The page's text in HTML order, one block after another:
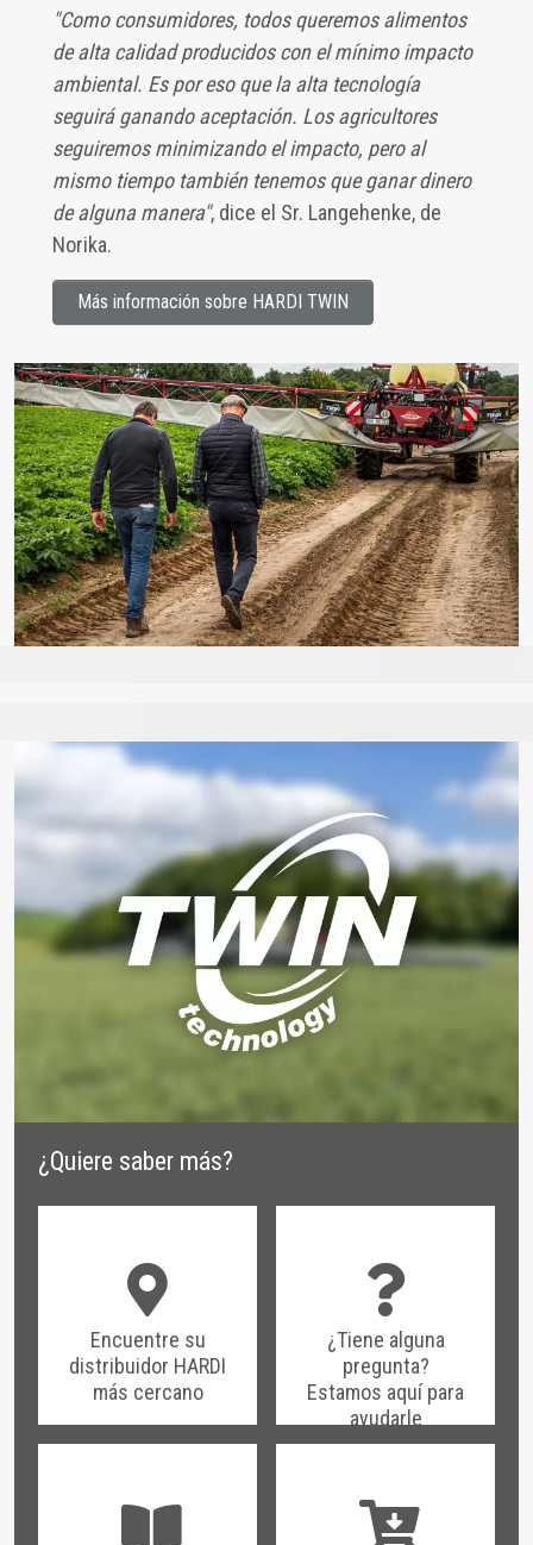
"Como consumidores, todos queremos alimentos
de alta calidad producidos con el mínimo impacto
ambiental. Es por eso que la alta tecnología
seguirá ganando aceptación. Los agricultores
seguiremos minimizando el impacto, pero al
mismo tiempo también tenemos que ganar dinero
de alguna manera", dice el Sr. Langehenke, de
Norika.
Más información sobre HARDI TWIN
¿Quiere saber más?
Encuentre su
distribuidor HARDI
más cercano
¿Tiene alguna
pregunta?
Estamos aquí para
ayudarle